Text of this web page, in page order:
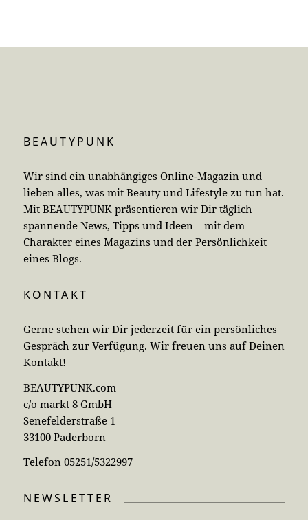
BEAUTYPUNK
Wir sind ein unabhängiges Online-Magazin und
lieben alles, was mit Beauty und Lifestyle zu tun hat.
Mit BEAUTYPUNK präsentieren wir Dir täglich
spannende News, Tipps und Ideen – mit dem
Charakter eines Magazins und der Persönlichkeit
eines Blogs.
KONTAKT
Gerne stehen wir Dir jederzeit für ein persönliches
Gespräch zur Verfügung. Wir freuen uns auf Deinen
Kontakt!
BEAUTYPUNK.com
c/o markt 8 GmbH
Senefelderstraße 1
33100 Paderborn
Telefon 05251/5322997
NEWSLETTER